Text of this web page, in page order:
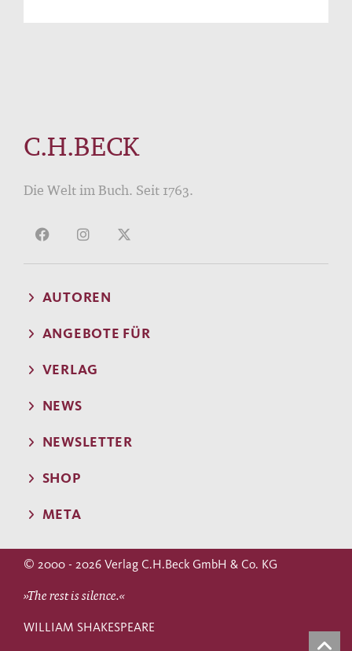
C.H.BECK
Die Welt im Buch. Seit 1763.
AUTOREN
ANGEBOTE FÜR
VERLAG
NEWS
NEWSLETTER
SHOP
META
© 2000 - 2026 Verlag C.H.Beck GmbH & Co. KG
»The rest is silence.«
WILLIAM SHAKESPEARE